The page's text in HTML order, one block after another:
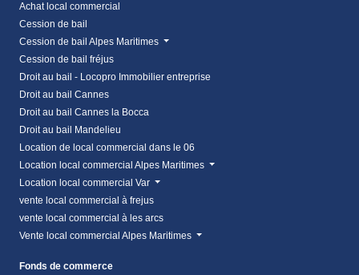
Achat local commercial
Cession de bail
Cession de bail Alpes Maritimes
Cession de bail fréjus
Droit au bail - Locopro Immobilier entreprise
Droit au bail Cannes
Droit au bail Cannes la Bocca
Droit au bail Mandelieu
Location de local commercial dans le 06
Location local commercial Alpes Maritimes
Location local commercial Var
vente local commercial à frejus
vente local commercial à les arcs
Vente local commercial Alpes Maritimes
Fonds de commerce